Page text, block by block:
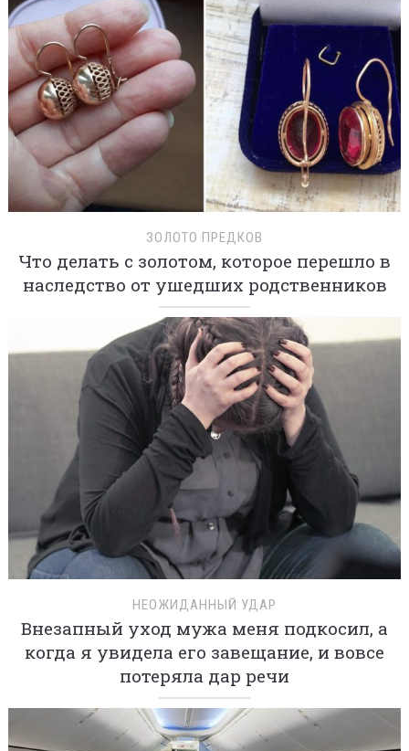
ЗОЛОТО ПРЕДКОВ
Что делать с золотом, которое перешло в
наследство от ушедших родственников
НЕОЖИДАННЫЙ УДАР
Внезапный уход мужа меня подкосил, а
когда я увидела его завещание, и вовсе
потеряла дар речи